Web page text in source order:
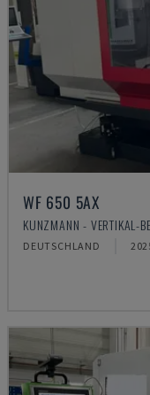
WF 650 5AX
KUNZMANN - VERTIKAL-
DEUTSCHLAND